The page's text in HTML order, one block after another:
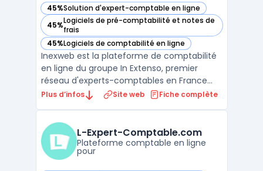
45%Solution d'expert-comptable en ligne
— voir Inexweb dans cette catégorie
45%Logiciels de pré-comptabilité et notes de
frais
— voir Inexweb dans cette catégorie
45%Logiciels de comptabilité en ligne
— voir Inexweb dans cette catégorie
Inexweb est la plateforme de comptabilité
en ligne du groupe In Extenso, premier
réseau d'experts-comptables en France
(Groupe Deloitte). Le portail connecte le
bilan, suivi de trésorerie, échanges
sécurisés. Inexweb n'est pas ...
Plus d’infos Site web Fiche complète
L-Expert-Comptable.com
Plateforme comptable en ligne
pour